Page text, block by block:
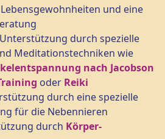
und eine
durch spezielle
Meditationstechniken wie
nach Jacobson
oder Reiki
durch eine spezielle
für die Nebennieren
durch Körper-